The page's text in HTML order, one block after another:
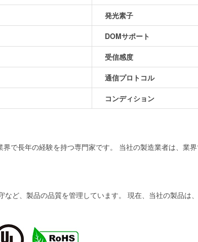
発光素子
DOMサポート
受信感度
通信プロトコル
コンディション
で長年の経験を持つ専門家です。 当社の製造業者は、業
ど、製品の品質を管理しています。 現在、当社の製品は